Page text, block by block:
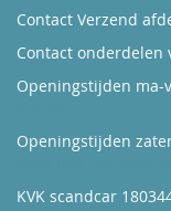
Contact Verzend
Contact onderdelen
Openingstijden ma-
Openingstijden
KVK scandcar